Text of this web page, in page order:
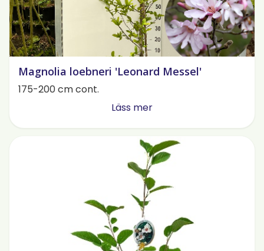
Magnolia loebneri 'Leonard Messel'
175-200 cm cont.
Läss mer